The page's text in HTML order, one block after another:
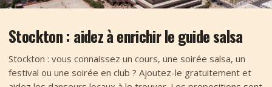
Vidéos
Glossaire
Boutique
Stockton : aidez à enrichir le guide salsa
Stockton : vous connaissez un cours, une soirée salsa, un
festival ou une soirée en club ? Ajoutez-le gratuitement et